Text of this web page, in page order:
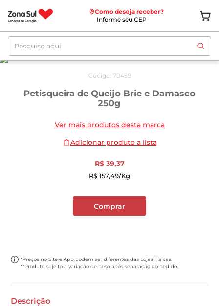
Como deseja receber?
Informe seu CEP
Pesquise aqui
Código: 70459
Petisqueira de Queijo Brie e Damasco
250g
Ver mais produtos desta marca
Adicionar produto a lista
R$ 39,37
R$ 157,49/kg
Comprar
*Preços no Site e App podem ser diferentes das Lojas Físicas.
**Produto sujeito a variação de peso após separação do pedido.
Descrição